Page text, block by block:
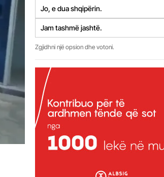
Jo, e dua shqipërin.
Jam tashmë jashtë.
Zgjidhni një opsion dhe votoni.